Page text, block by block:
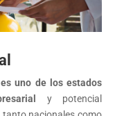
uno de los estados
y potencial